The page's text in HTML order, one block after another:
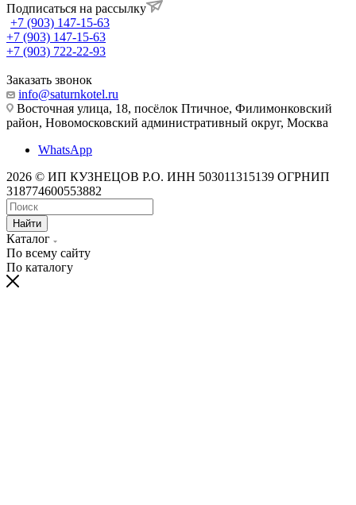
Подписаться на рассылку
+7 (903) 147-15-63
+7 (903) 147-15-63
+7 (903) 722-22-93
Заказать звонок
info@saturnkotel.ru
Восточная улица, 18, посёлок Птичное, Филимонковский
район, Новомосковский административный округ, Москва
WhatsApp
2026 © ИП КУЗНЕЦОВ Р.О. ИНН 503011315139 ОГРНИП
318774600553882
Найти
Каталог
По всему сайту
По каталогу